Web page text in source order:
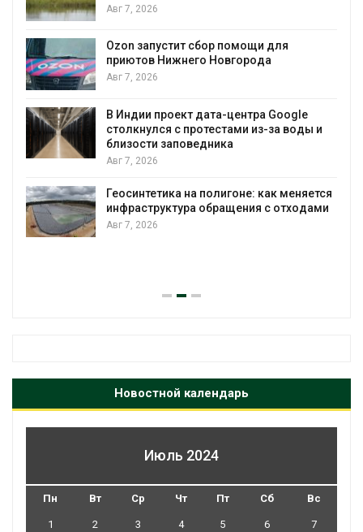
воды и
экстремальными природными
Авг 7, 2026
Солнечные панели над каналами
позволяют одновременно
воду
Авг 7, 2026
Дождевая вода с крыш может
Авг 7, 2026
Минприроды потребовало ускорить
Новостной календарь
Июль 2024
Пн Вт Ср Чт Пт Сб Вс
1 2 3 4 5 6 7